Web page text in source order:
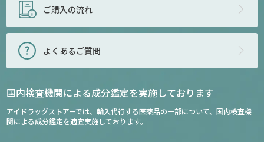
ご購入の流れ
よくあるご質問
国内検査機関による成分鑑定を実施しております
アイドラッグストアーでは、輸入代行する医薬品の一部について、国内検査機
関による成分鑑定を適宜実施しております。